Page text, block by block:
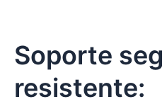
Soporte
resistente: